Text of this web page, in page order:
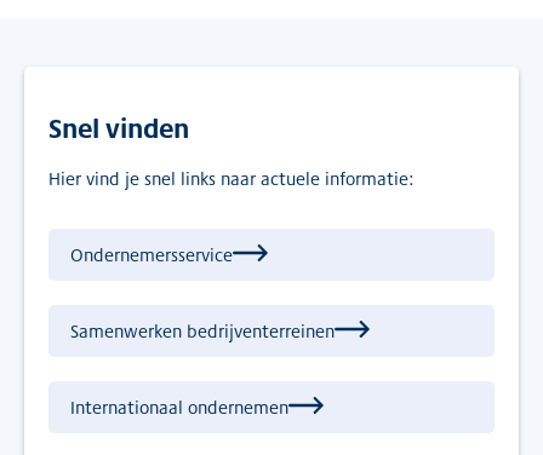
Snel vinden
Hier vind je snel links naar actuele informatie:
Ondernemersservice
Samenwerken bedrijventerreinen
Internationaal ondernemen